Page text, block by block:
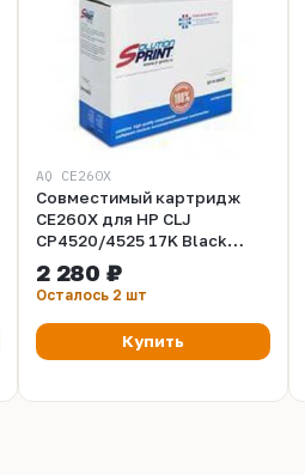
AQ CE260X
Совместимый картридж
CE260X для HP СLJ
CP4520/4525 17K Black
Aquamarine
2 280 ₽
Осталось 2 шт
Купить